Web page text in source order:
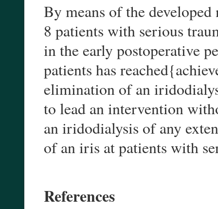
By means of the
8 patients with serious
in the early postoperative
patients has
elimination of an
to lead an intervention
an iridodialysis of any
of an iris at patients with
References